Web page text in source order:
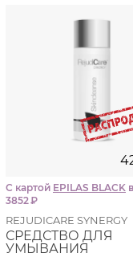
С картой EPILAS BLACK
3852₽
REJUDICARE SYNERGY
СРЕДСТВО ДЛЯ
УМЫВАНИЯ